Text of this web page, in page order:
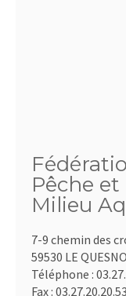
Pêche
Milieu
7-9 chemin des
59530 LE
Téléphone :
Fax : 03.27.20.20.53